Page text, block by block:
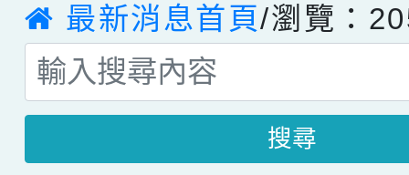
最新消息首頁/瀏覽：
搜尋